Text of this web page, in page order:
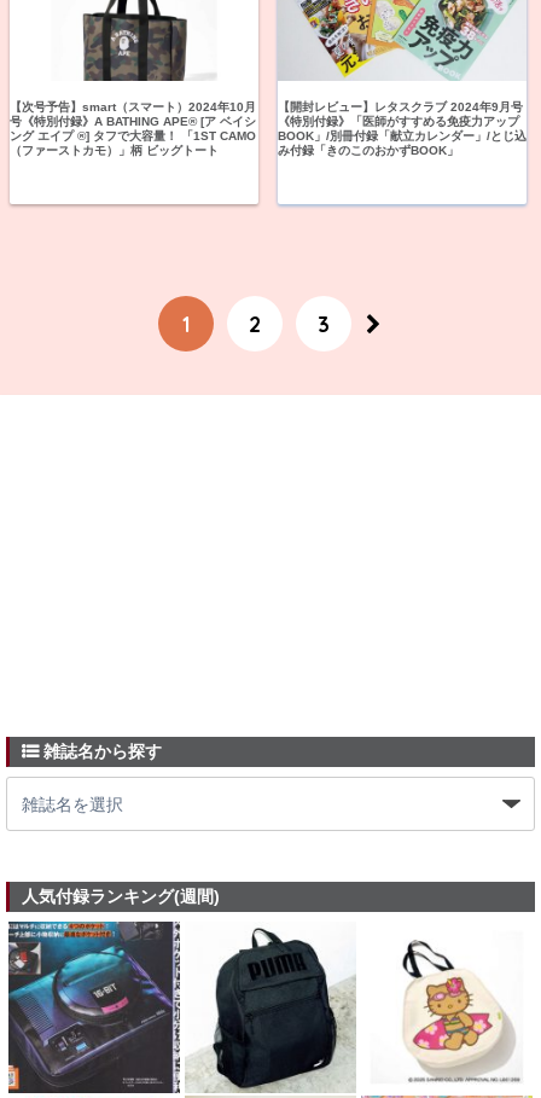
【次号予告】smart（スマート）2024年10月
号《特別付録》A BATHING APE® [ア ベイシ
ング エイプ ®] タフで大容量！ 「1ST CAMO
（ファーストカモ）」柄 ビッグトート
【開封レビュー】レタスクラブ 2024年9月号
《特別付録》「医師がすすめる免疫力アップ
BOOK」/別冊付録「献立カレンダー」/とじ込
み付録「きのこのおかずBOOK」
1 2 3
雑誌名から探す
人気付録ランキング(週間)